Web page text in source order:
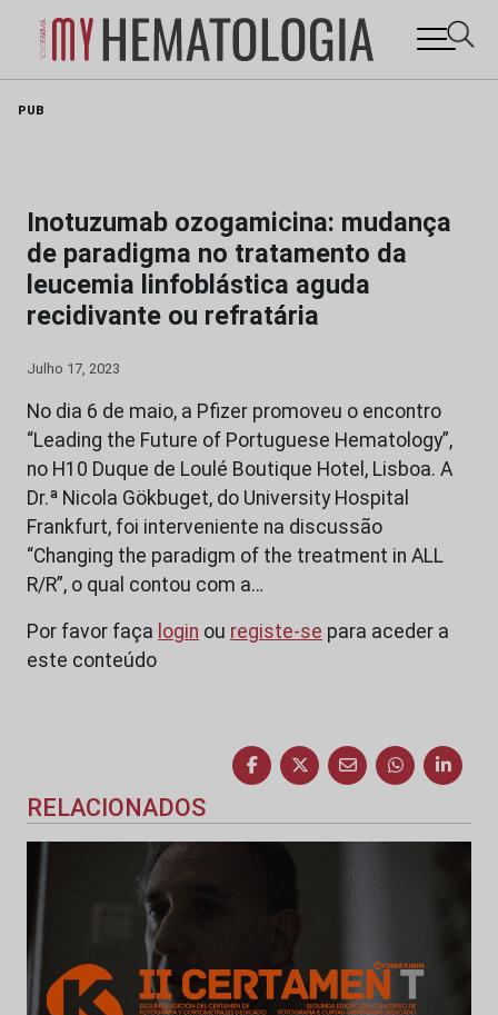
PUB
Inotuzumab ozogamicina: mudança
de paradigma no tratamento da
leucemia linfoblástica aguda
recidivante ou refratária
Julho 17, 2023
No dia 6 de maio, a Pfizer promoveu o encontro
“Leading the Future of Portuguese Hematology”,
no H10 Duque de Loulé Boutique Hotel, Lisboa. A
Dr.ª Nicola Gökbuget, do University Hospital
Frankfurt, foi interveniente na discussão
“Changing the paradigm of the treatment in ALL
R/R”, o qual contou com a…
Por favor faça login ou registe-se para aceder a
este conteúdo
RELACIONADOS